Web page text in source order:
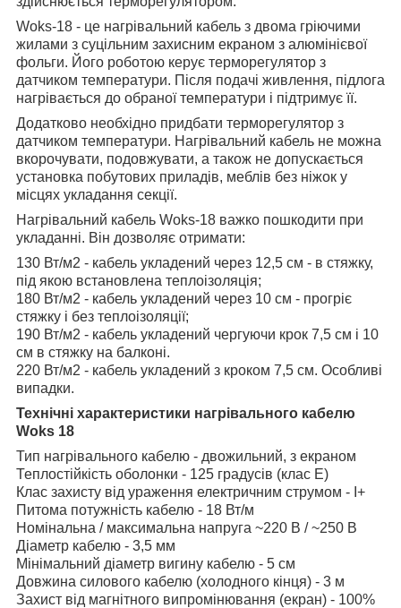
Woks-18 - це нагрівальний кабель з двома гріючими
жилами з суцільним захисним екраном з алюмінієвої
фольги. Його роботою керує терморегулятор з
датчиком температури. Після подачі живлення, підлога
нагрівається до обраної температури і підтримує її.
Додатково необхідно придбати терморегулятор з
датчиком температури. Нагрівальний кабель не можна
вкорочувати, подовжувати, а також не допускається
установка побутових приладів, меблів без ніжок у
місцях укладання секції.
Нагрівальний кабель Woks-18 важко пошкодити при
укладанні. Він дозволяє отримати:
130 Вт/м2 - кабель укладений через 12,5 см - в стяжку,
під якою встановлена теплоізоляція;
180 Вт/м2 - кабель укладений через 10 см - прогріє
стяжку і без теплоізоляції;
190 Вт/м2 - кабель укладений чергуючи крок 7,5 см і 10
см в стяжку на балконі.
220 Вт/м2 - кабель укладений з кроком 7,5 см. Особливі
випадки.
Технічні характеристики нагрівального кабелю
Woks 18
Тип нагрівального кабелю - двожильний, з екраном
Теплостійкість оболонки - 125 градусів (клас Е)
Клас захисту від ураження електричним струмом - I+
Питома потужність кабелю - 18 Вт/м
Номінальна / максимальна напруга ~220 В / ~250 В
Діаметр кабелю - 3,5 мм
Мінімальний діаметр вигину кабелю - 5 см
Довжина силового кабелю (холодного кінця) - 3 м
Захист від магнітного випромінювання (екран) - 100%